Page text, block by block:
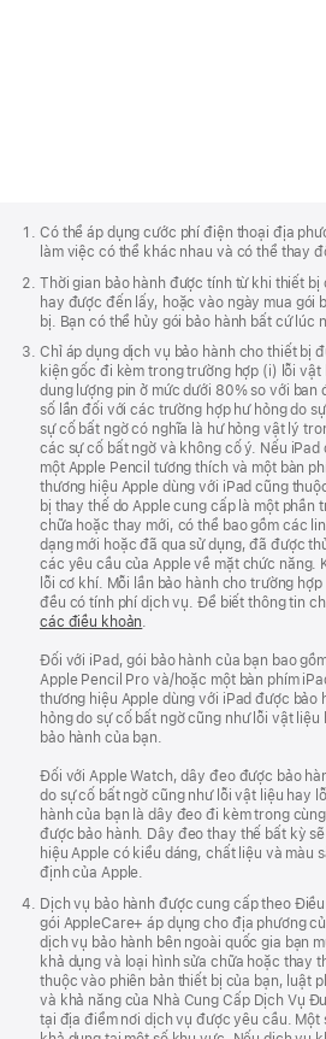
chữa. Để biết tất cả các tùy chọn
bảo dưỡng khả dụng, vui lòng truy
cập support.apple.com/vi‑vn/repair.
Thích
Của
Có thể áp dụng cước phí điện thoại địa
làm việc có thể khác nhau và có thể thay
Thời gian bảo hành được tính từ khi thiết
hay được đến lấy, hoặc vào ngày mua gói
bị. Bạn có thể hủy gói bảo hành bất cứ lúc
Chỉ áp dụng dịch vụ bảo hành cho thiết bị
kiện gốc đi kèm trong trường hợp (i) lỗi vật
dung lượng pin ở mức dưới 80% so với
số lần đối với các trường hợp hư hỏng do
sự cố bất ngờ có nghĩa là hư hỏng vật lý
các sự cố bất ngờ và không cố ý. Nếu
một Apple Pencil tương thích và một bàn
thương hiệu Apple dùng với iPad cũng
bị thay thế do Apple cung cấp là một phần
chữa hoặc thay mới, có thể bao gồm các
dạng mới hoặc đã qua sử dụng, đã được
các yêu cầu của Apple về mặt chức năng.
lỗi cơ khí. Mỗi lần bảo hành cho trường
đều có tính phí dịch vụ. Để biết thông tin
các điều khoản.
Đối với iPad, gói bảo hành của bạn bao
Apple Pencil Pro và/hoặc một bàn phím
thương hiệu Apple dùng với iPad được bảo
hỏng do sự cố bất ngờ cũng như lỗi vật liệu
bảo hành của bạn.
Đối với Apple Watch, dây đeo được bảo
do sự cố bất ngờ cũng như lỗi vật liệu hay
hành của bạn là dây đeo đi kèm trong
được bảo hành. Dây đeo thay thế bất kỳ
hiệu Apple có kiểu dáng, chất liệu và màu
định của Apple.
Dịch vụ bảo hành được cung cấp theo
gói AppleCare+ áp dụng cho địa phương
dịch vụ bảo hành bên ngoài quốc gia bạn
khả dụng và loại hình sửa chữa hoặc thay
thuộc vào phiên bản thiết bị của bạn, luật
và khả năng của Nhà Cung Cấp Dịch Vụ
tại địa điểm nơi dịch vụ được yêu cầu. Một